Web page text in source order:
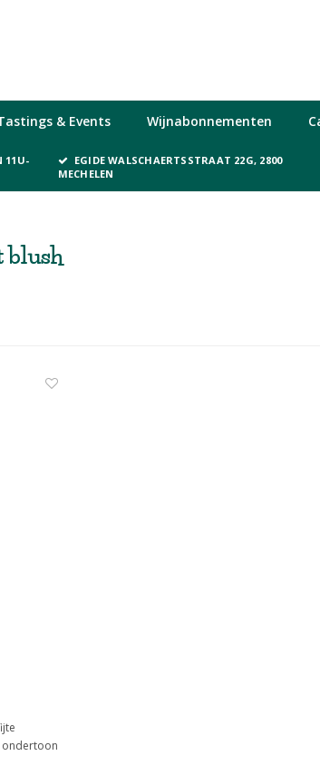
& Events Wijnabonnementen
11U-
EGIDE WALSCHAERTSSTRAAT 22G, 2800
MECHELEN
blush
ondertoon